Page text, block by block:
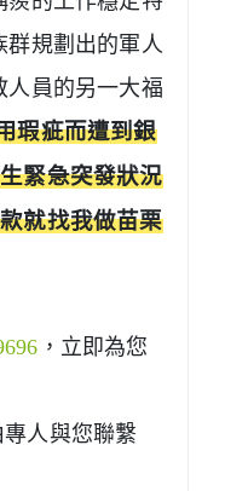
群規劃出的軍人
人員的另一大福
瑕疵而遭到銀
緊急突發狀況
就找我做苗栗
，立即為您
專人與您聯繫